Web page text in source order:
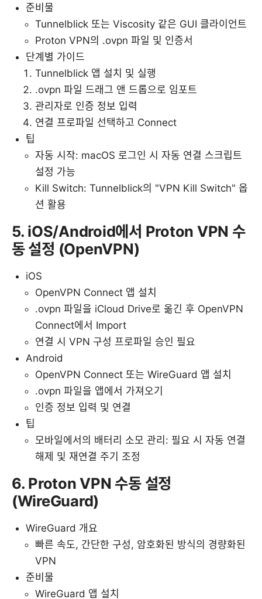
준비물
Tunnelblick 또는 Viscosity 같은 GUI 클라이언트
Proton VPN의 .ovpn 파일 및 인증서
단계별 가이드
Tunnelblick 앱 설치 및 실행
.ovpn 파일 드래그 앤 드롭으로 임포트
관리자로 인증 정보 입력
연결 프로파일 선택하고 Connect
팁
자동 시작: macOS 로그인 시 자동 연결 스크립트
설정 가능
Kill Switch: Tunnelblick의 "VPN Kill Switch" 옵
션 활용
5. iOS/Android에서 Proton VPN 수
동 설정 (OpenVPN)
iOS
OpenVPN Connect 앱 설치
.ovpn 파일을 iCloud Drive로 옮긴 후 OpenVPN
Connect에서 Import
연결 시 VPN 구성 프로파일 승인 필요
Android
OpenVPN Connect 또는 WireGuard 앱 설치
.ovpn 파일을 앱에서 가져오기
인증 정보 입력 및 연결
팁
모바일에서의 배터리 소모 관리: 필요 시 자동 연결
해제 및 재연결 주기 조정
6. Proton VPN 수동 설정
(WireGuard)
WireGuard 개요
빠른 속도, 간단한 구성, 암호화된 방식의 경량화된
VPN
준비물
WireGuard 앱 설치